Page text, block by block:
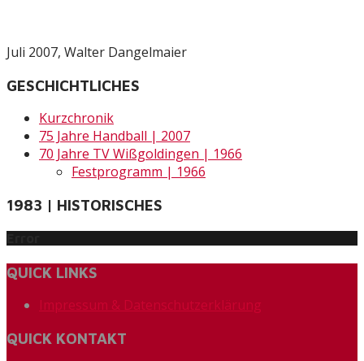
Juli 2007, Walter Dangelmaier
GESCHICHTLICHES
Kurzchronik
75 Jahre Handball | 2007
70 Jahre TV Wißgoldingen | 1966
Festprogramm | 1966
1983 | HISTORISCHES
QUICK LINKS
Impressum & Datenschutzerklärung
QUICK KONTAKT